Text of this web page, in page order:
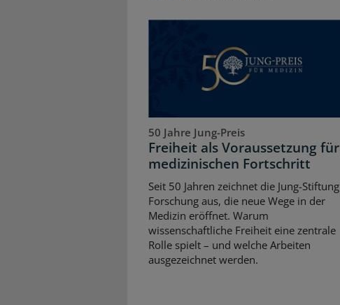
50 Jahre Jung-Preis
Freiheit als Voraussetzung für
medizinischen Fortschritt
Seit 50 Jahren zeichnet die Jung-Stiftung
Forschung aus, die neue Wege in der
Medizin eröffnet. Warum
wissenschaftliche Freiheit eine zentrale
Rolle spielt – und welche Arbeiten
ausgezeichnet werden.